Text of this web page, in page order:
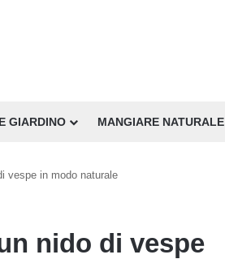
GIARDINO MANGIARE NATURALE
vespe in modo naturale
nido di vespe